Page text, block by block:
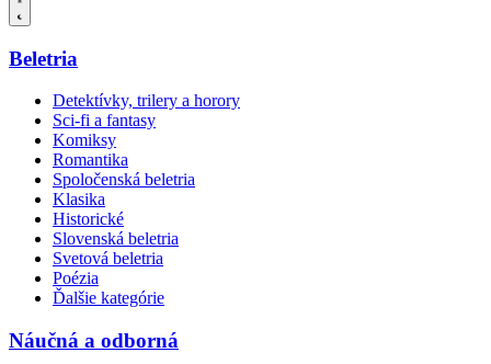
Beletria
Detektívky, trilery a horory
Sci-fi a fantasy
Komiksy
Romantika
Spoločenská beletria
Klasika
Historické
Slovenská beletria
Svetová beletria
Poézia
Ďalšie kategórie
Náučná a odborná